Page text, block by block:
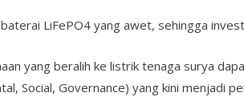
LiFePO4 yang awet, sehingga
yang beralih ke listrik tenaga surya
Social, Governance) yang kini menjadi